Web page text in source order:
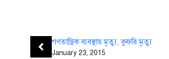
গণতান্ত্রিক ব্যবস্থায় মৃত্যু, কুফরি মৃত্যু
January 23, 2015